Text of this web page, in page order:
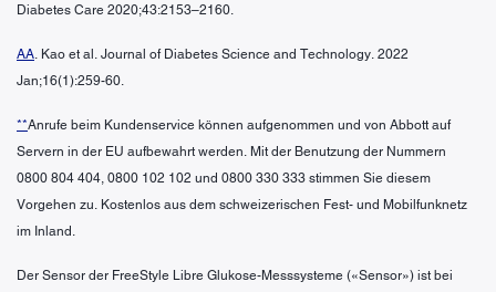
Diabetes Care 2020;43:2153–2160.
AA. Kao et al. Journal of Diabetes Science and Technology. 2022
Jan;16(1):259-60.
**Anrufe beim Kundenservice können aufgenommen und von Abbott auf
Servern in der EU aufbewahrt werden. Mit der Benutzung der Nummern
0800 804 404, 0800 102 102 und 0800 330 333 stimmen Sie diesem
Vorgehen zu. Kostenlos aus dem schweizerischen Fest- und Mobilfunknetz
im Inland.
Der Sensor der FreeStyle Libre Glukose-Messsysteme («Sensor») ist bei